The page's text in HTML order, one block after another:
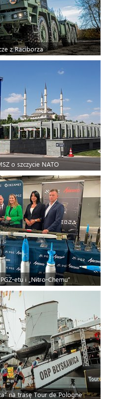
z Raciborza
o szczycie NATO
etu i „Nitro-Chemu”
na trasę Tour de Pologne